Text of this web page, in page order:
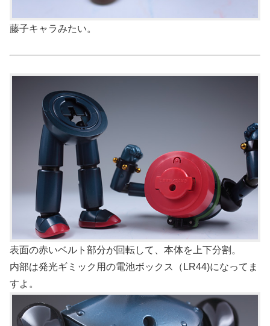
藤子キャラみたい。
表面の赤いベルト部分が回転して、本体を上下分割。
内部は発光ギミック用の電池ボックス（LR44)になってま
すよ。